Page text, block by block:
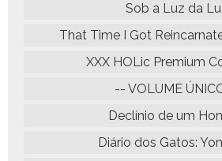
Sob a Luz da
That Time I Got
XXX HOLic Premium
-- VOLUME
Declínio de um
Diário dos Gatos: